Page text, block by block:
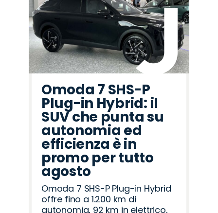
Omoda 7 SHS-P
Plug-in Hybrid: il
SUV che punta su
autonomia ed
efficienza è in
promo per tutto
agosto
Omoda 7 SHS-P Plug-in Hybrid
offre fino a 1.200 km di
autonomia, 92 km in elettrico,